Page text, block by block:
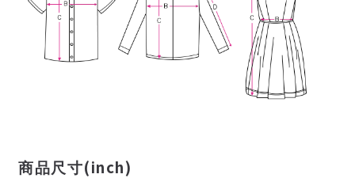
商品尺寸(inch)